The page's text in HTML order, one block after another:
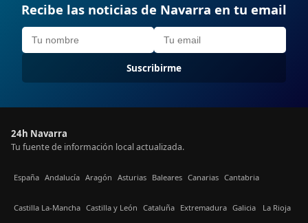
Recibe las noticias de Navarra en tu email
Suscribirme
24h Navarra
Tu fuente de información local actualizada.
España Andalucía Aragón Asturias Baleares Canarias Cantabria
Castilla La-Mancha Castilla y León Cataluña Extremadura Galicia La Rioja